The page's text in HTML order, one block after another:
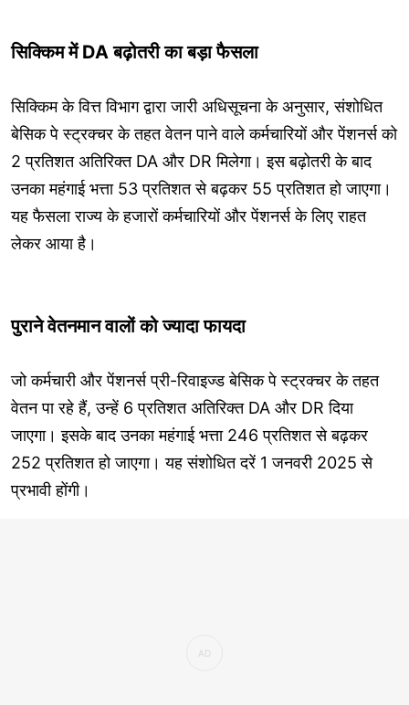
सिक्किम में DA बढ़ोतरी का बड़ा फैसला
सिक्किम के वित्त विभाग द्वारा जारी अधिसूचना के अनुसार, संशोधित
बेसिक पे स्ट्रक्चर के तहत वेतन पाने वाले कर्मचारियों और पेंशनर्स को
2 प्रतिशत अतिरिक्त DA और DR मिलेगा। इस बढ़ोतरी के बाद
उनका महंगाई भत्ता 53 प्रतिशत से बढ़कर 55 प्रतिशत हो जाएगा।
यह फैसला राज्य के हजारों कर्मचारियों और पेंशनर्स के लिए राहत
लेकर आया है।
पुराने वेतनमान वालों को ज्यादा फायदा
जो कर्मचारी और पेंशनर्स प्री-रिवाइज्ड बेसिक पे स्ट्रक्चर के तहत
वेतन पा रहे हैं, उन्हें 6 प्रतिशत अतिरिक्त DA और DR दिया
जाएगा। इसके बाद उनका महंगाई भत्ता 246 प्रतिशत से बढ़कर
252 प्रतिशत हो जाएगा। यह संशोधित दरें 1 जनवरी 2025 से
प्रभावी होंगी।